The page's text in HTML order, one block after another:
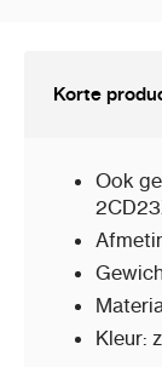
Korte
Ook
Kleur: